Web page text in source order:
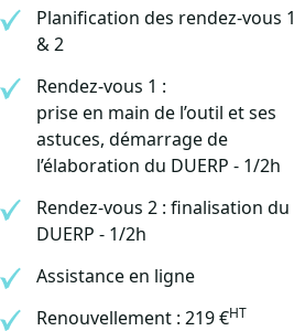
Planification des rendez-vous 1
& 2
Rendez-vous 1 :
prise en main de l’outil et ses
astuces, démarrage de
l’élaboration du DUERP - 1/2h
Rendez-vous 2 : finalisation du
DUERP - 1/2h
Assistance en ligne
Renouvellement : 219 €HT